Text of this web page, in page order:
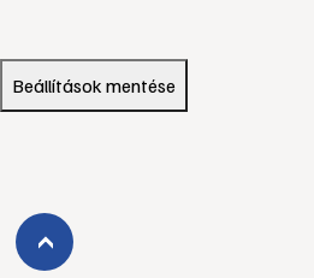
Beállítások mentése
›